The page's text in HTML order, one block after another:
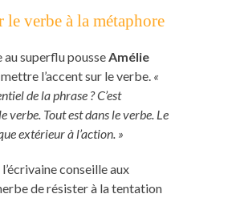
verbe à la métaphore
au superflu pousseAmélie
l’accent sur le verbe. «
de la phrase ? C’est
verbe. Tout est dans le verbe. Le
extérieur à l’action. »
conseille aux
de résister à la tentation